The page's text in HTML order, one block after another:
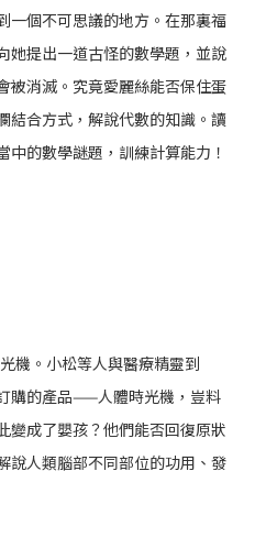
一個不可思議的地方。在那裏福
她提出一道古怪的數學題，並說
被消滅。究竟愛麗絲能否保住蛋
結合方式，解說代數的知識。讀
中的數學謎題，訓練計算能力！
機。小松等人與醫療精靈到
購的產品——人體時光機，豈料
變成了嬰孩？他們能否回復原狀
說人類腦部不同部位的功用、發